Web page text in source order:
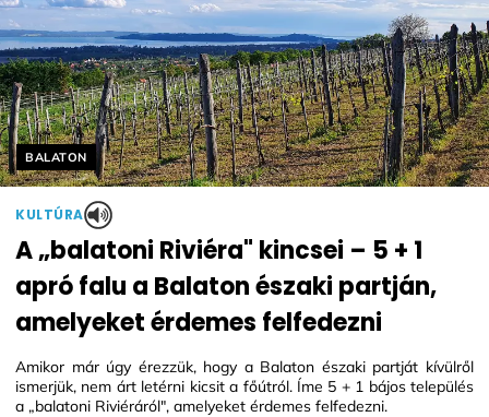
Helyszín címkék:
BALATON
KULTÚRA
A „balatoni Riviéra" kincsei – 5 + 1
apró falu a Balaton északi partján,
amelyeket érdemes felfedezni
Amikor már úgy érezzük, hogy a Balaton északi partját kívülről
ismerjük, nem árt letérni kicsit a főútról. Íme 5 + 1 bájos település
a „balatoni Riviéráról", amelyeket érdemes felfedezni.